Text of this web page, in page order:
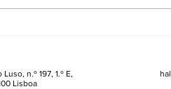
da
Lar, doce
n.º 197, 1.º E,
Lisboa